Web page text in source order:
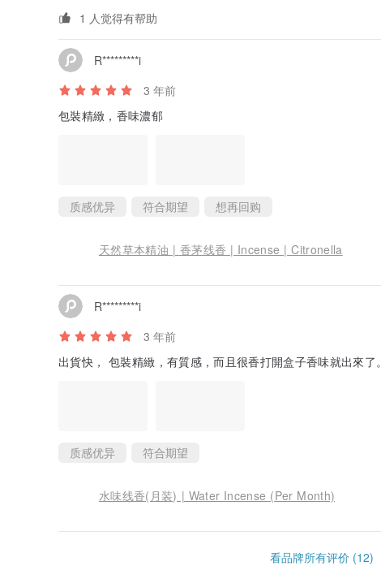
1 人觉得有帮助
R*********i
3 年前
包裝精緻，香味濃郁
质感优异 符合期望 想再回购
天然草本精油 | 香茅线香 | Incense | Citronella
R*********i
3 年前
出貨快， 包裝精緻，有質感，而且很香打開盒子香味就出來了。
质感优异 符合期望
水味线香(月装) | Water Incense (Per Month)
看品牌所有评价 (12)